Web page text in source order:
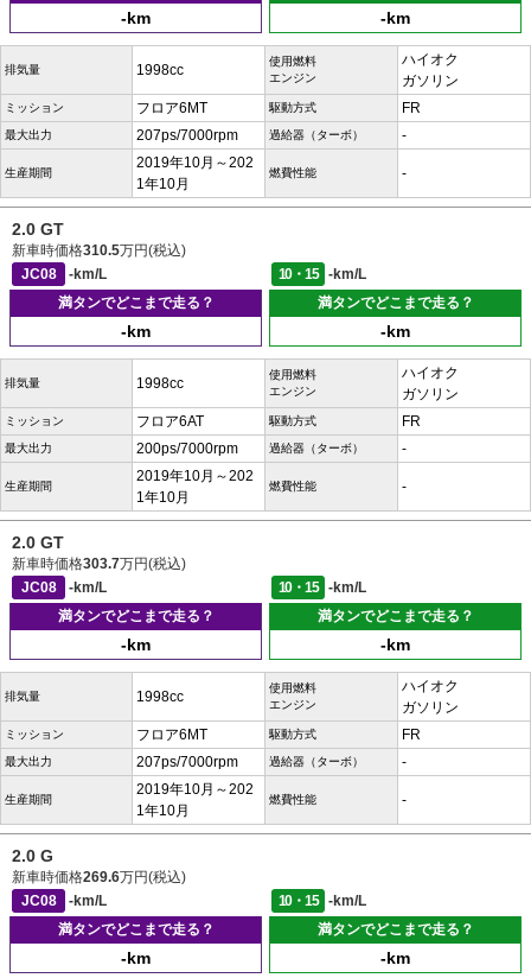
-km -km
排気量 1998cc
使用燃料
エンジン
ハイオク
ガソリン
ミッション フロア6MT 駆動方式 FR
最大出力 207ps/7000rpm 過給器（ターボ） -
生産期間
2019年10月～202
1年10月
燃費性能 -
2.0 GT
新車時価格310.5万円(税込)
JC08
-km/L 10・15
-km/L
満タンでどこまで走る？
-km
満タンでどこまで走る？
-km
排気量 1998cc
使用燃料
エンジン
ハイオク
ガソリン
ミッション フロア6AT 駆動方式 FR
最大出力 200ps/7000rpm 過給器（ターボ） -
生産期間
2019年10月～202
1年10月
燃費性能 -
2.0 GT
新車時価格303.7万円(税込)
JC08
-km/L 10・15
-km/L
満タンでどこまで走る？
-km
満タンでどこまで走る？
-km
排気量 1998cc
使用燃料
エンジン
ハイオク
ガソリン
ミッション フロア6MT 駆動方式 FR
最大出力 207ps/7000rpm 過給器（ターボ） -
生産期間
2019年10月～202
1年10月
燃費性能 -
2.0 G
新車時価格269.6万円(税込)
JC08
-km/L 10・15
-km/L
満タンでどこまで走る？
-km
満タンでどこまで走る？
-km